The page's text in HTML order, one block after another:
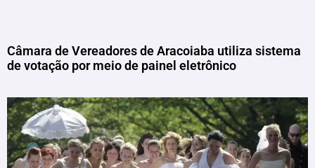
Câmara de Vereadores de Aracoiaba utiliza sistema
de votação por meio de painel eletrônico